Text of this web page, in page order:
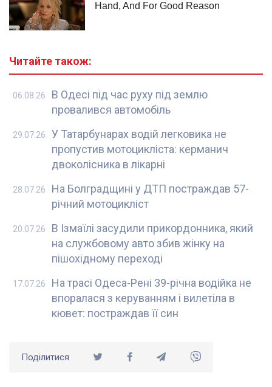
Читайте також:
В Одесі під час руху під землю
провалився автомобіль
06.08.26
У Татарбунарах водій легковика не
пропустив мотоцикліста: керманич
двоколісника в лікарні
29.07.26
На Болградщині у ДТП постраждав 57-
річний мотоцикліст
28.07.26
В Ізмаїлі засудили прикордонника, який
на службовому авто збив жінку на
пішохідному переході
20.07.26
На трасі Одеса-Рені 39-річна водійка не
впоралася з керуванням і вилетіла в
кювет: постраждав її син
17.07.26
Поділитися